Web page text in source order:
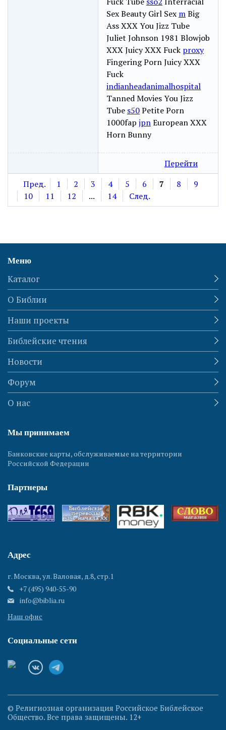
Sex Beauty Girl Sex mBig
Ass XXX You Jizz Tube
Juliet Johnson 1981 Blowjob
XXX Juicy XXX Fuck proxy
Fingering Porn Juicy XXX
Fuck
indianheadanimalhospital
Tanned Movies You Jizz
Tube s50Petite Porn
1000fap jpnEuropean XXX
Horn Bunny
Перейти
Пред.
1 2 3 4 5 6 7 8
9
10
11 12 ... 14 След.
Меню
Каталог
О Библии
Наши проекты
Библейские чтения
Новости
Форум
О нас
Мы принимаем
Банковские карты, обслуживаемые на территории
Российской Федерации
Партнеры
Адрес
г. Москва, ул. Валовая, д.8, стр.1
+7 (495) 940-55-90
info@biblia.ru
Наш офис
Социальные сети
© Религиозная организация Российское Библейское
Общество. Все права защищены. 12+